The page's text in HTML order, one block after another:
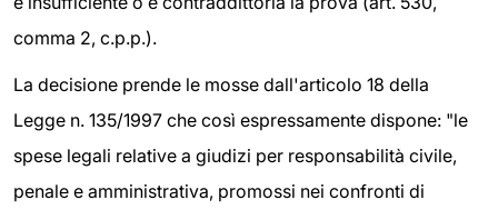
comma 2, c.p.p.).
La decisione prende le mosse dall'articolo 18 della
Legge n. 135/1997 che così espressamente dispone: "le
spese legali relative a giudizi per responsabilità civile,
penale e amministrativa, promossi nei confronti di